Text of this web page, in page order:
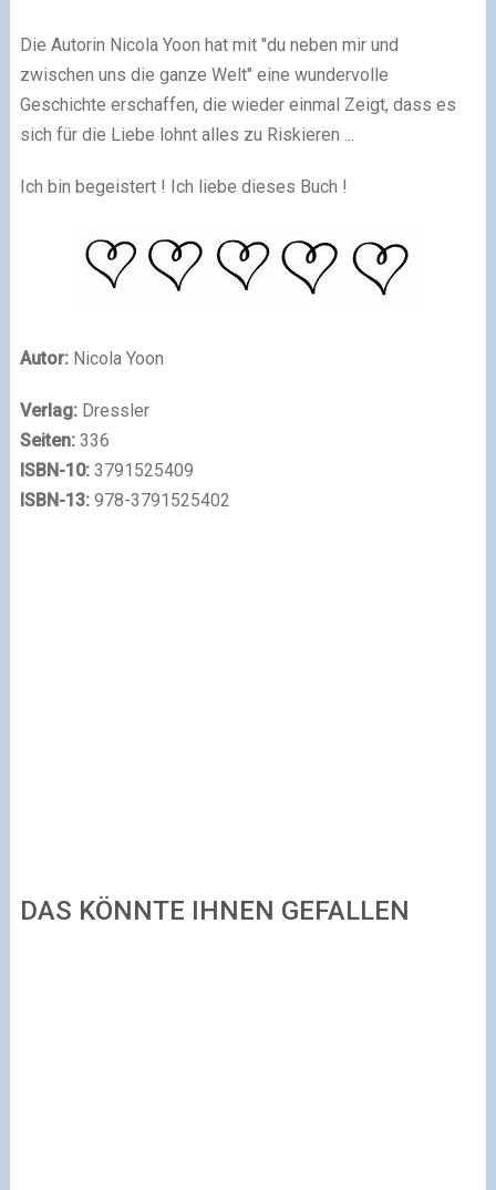
Die Autorin Nicola Yoon hat mit "du neben mir und
zwischen uns die ganze Welt" eine wundervolle
Geschichte erschaffen, die wieder einmal Zeigt, dass es
sich für die Liebe lohnt alles zu Riskieren ...
Ich bin begeistert ! Ich liebe dieses Buch !
Autor:Nicola Yoon
Verlag:Dressler
Seiten:336
ISBN-10: 3791525409
ISBN-13: 978-3791525402
DAS KÖNNTE IHNEN GEFALLEN